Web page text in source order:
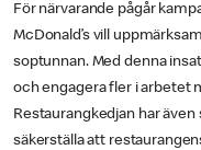
För närvarande pågår
McDonald’s vill
soptunnan. Med denna
och engagera fler i arbetet
Restaurangkedjan har
säkerställa att